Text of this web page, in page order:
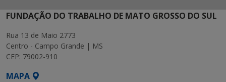
FUNDAÇÃO DO TRABALHO DE MATO GROSSO DO SUL
Rua 13 de Maio 2773
Centro - Campo Grande | MS
CEP: 79002-910
MAPA